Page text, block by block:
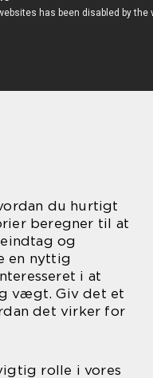
du hurtigt
beregner til at
og
en nyttig
i at
vægt. Giv det et
det virker for
rolle i vores